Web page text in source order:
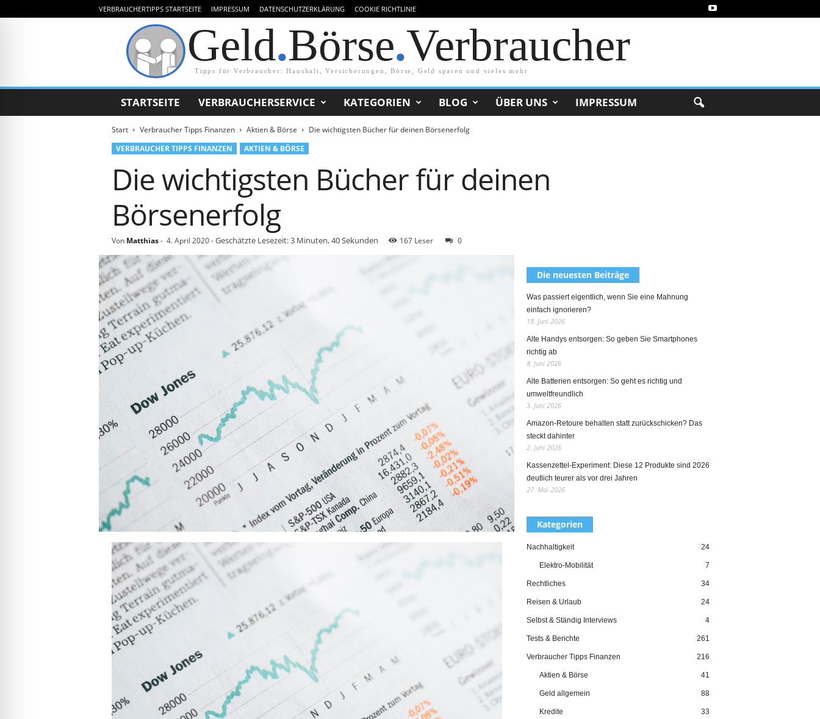
VERBRAUCHERTIPPS STARTSEITE IMPRESSUM DATENSCHUTZERKLÄRUNG COOKIE RICHTLINIE
Geld.Börse.Verbraucher
Tipps für Verbraucher: Haushalt, Versicherungen, Börse, Geld sparen und vieles mehr
STARTSEITE VERBRAUCHERSERVICE KATEGORIEN BLOG ÜBER UNS IMPRESSUM
Start Verbraucher Tipps Finanzen Aktien & Börse
Die wichtigsten Bücher für deinen Börsenerfolg
VERBRAUCHER TIPPS FINANZEN
AKTIEN & BÖRSE
Die wichtigsten Bücher für deinen
Börsenerfolg
Von Matthias- 4. April 2020 -Geschätzte Lesezeit: 3 Minuten, 40 Sekunden 167 Leser 0
Die neuesten Beiträge
Was passiert eigentlich, wenn Sie eine Mahnung
einfach ignorieren?
18. Juni 2026
Alte Handys entsorgen: So geben Sie Smartphones
richtig ab
8. Juni 2026
Alte Batterien entsorgen: So geht es richtig und
umweltfreundlich
3. Juni 2026
Amazon-Retoure behalten statt zurückschicken? Das
steckt dahinter
2. Juni 2026
Kassenzettel-Experiment: Diese 12 Produkte sind 2026
deutlich teurer als vor drei Jahren
27. Mai 2026
Kategorien
Nachhaltigkeit 24
Elektro-Mobilität 7
Rechtliches 34
Reisen & Urlaub 24
Selbst & Ständig Interviews 4
Tests & Berichte 261
Verbraucher Tipps Finanzen 216
Aktien & Börse 41
Geld allgemein 88
Kredite 33